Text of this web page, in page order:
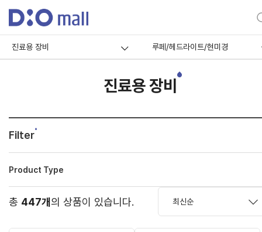
진료용 장비 루페/헤드라이트/현미경
진료용 장비
Filter
Product Type
총 447개의 상품이 있습니다.